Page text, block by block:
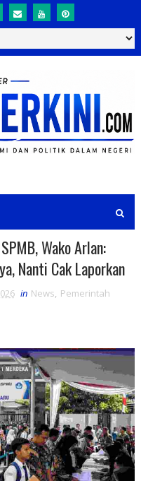
Wako Arlan:
Nanti Cak Laporkan
in News, Pemerintah